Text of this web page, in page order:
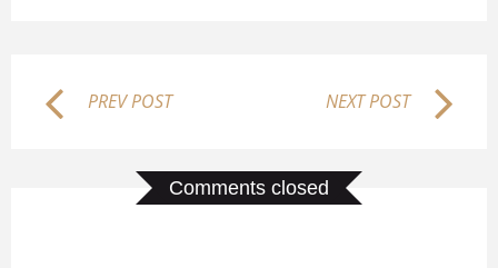
PREV POST NEXT POST
Comments closed